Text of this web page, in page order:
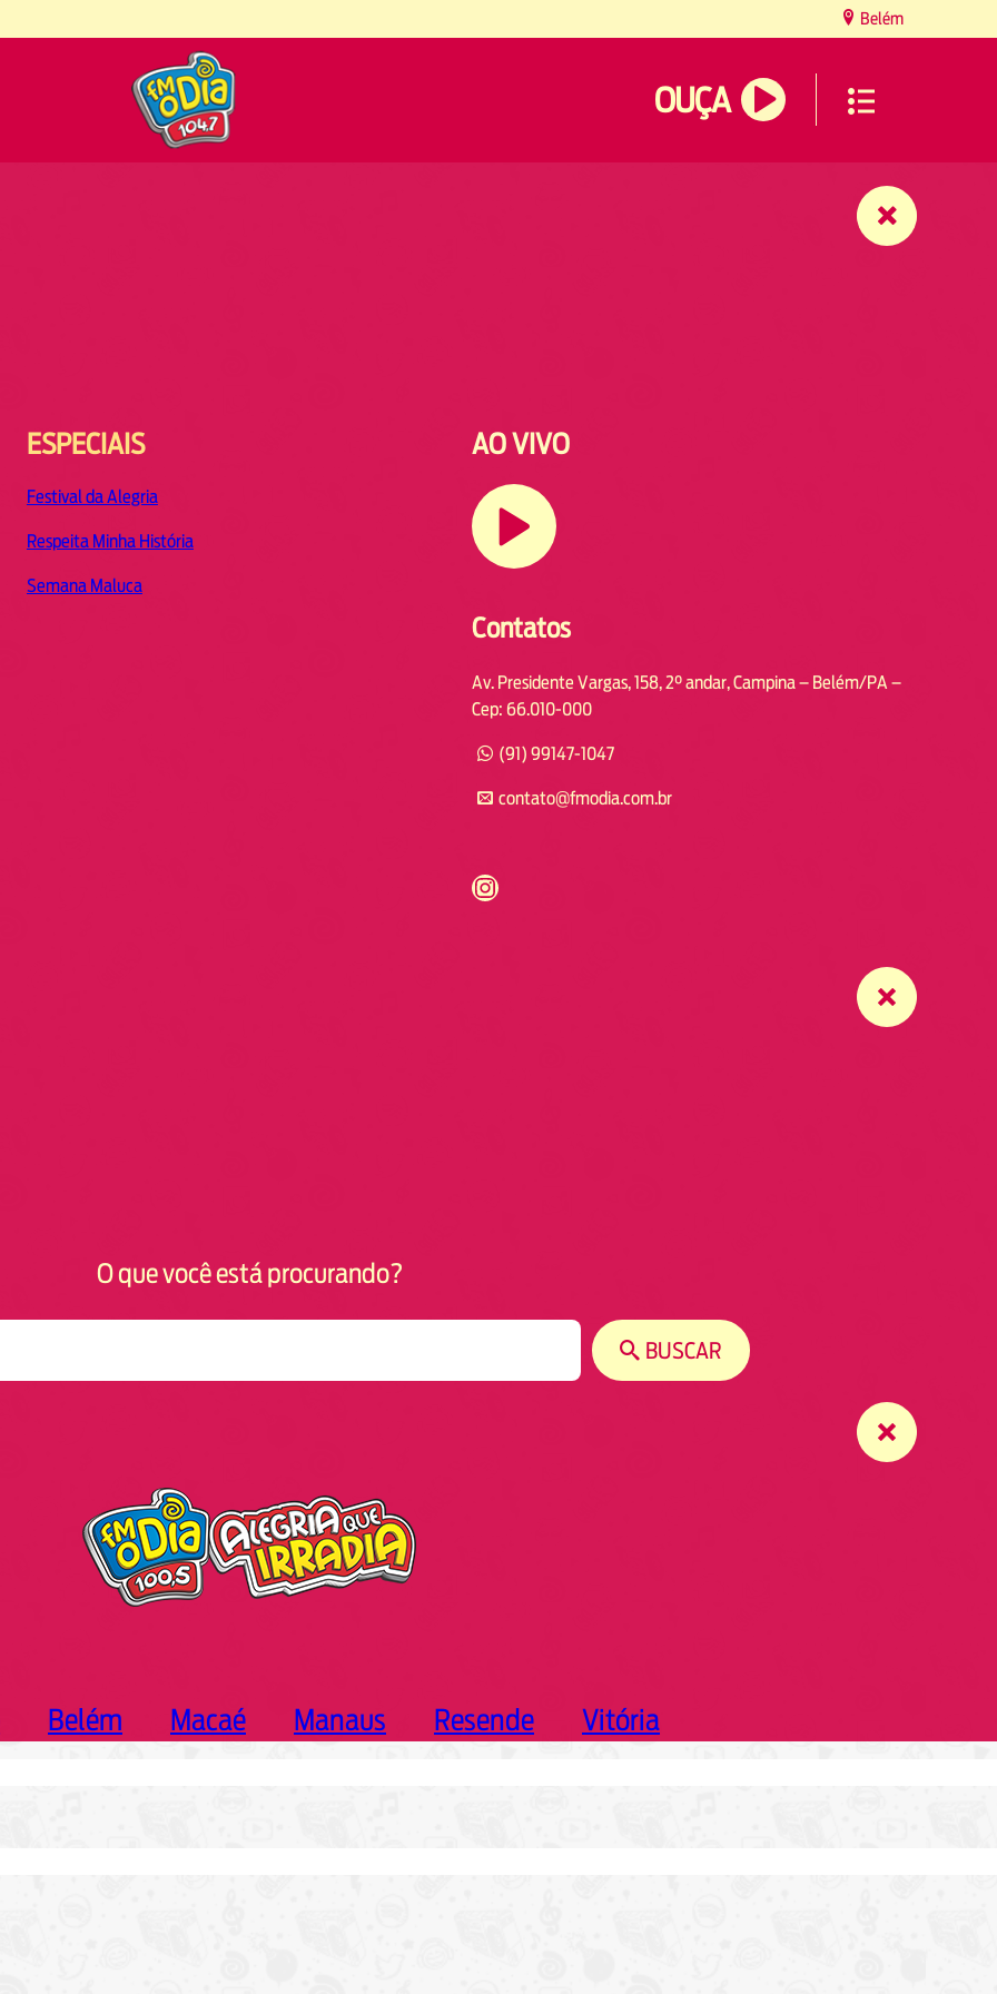
Belém
OUÇA
ESPECIAIS
Festival da Alegria
Respeita Minha História
Semana Maluca
AO VIVO
Contatos
Av. Presidente Vargas, 158, 2° andar, Campina – Belém/PA –
Cep: 66.010-000
(91) 99147-1047
contato@fmodia.com.br
https://www.instagram.com/fmodia.cabofrio/
O que você está procurando?
BUSCAR
Belém Macaé Manaus Resende Vitória